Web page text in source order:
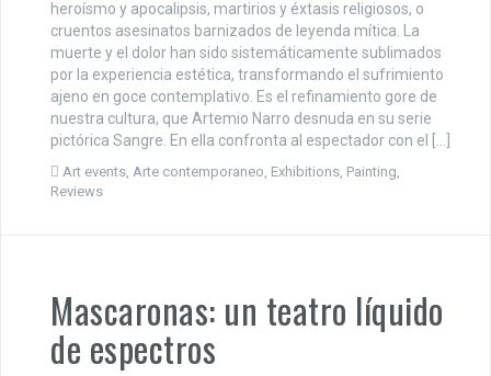
heroísmo y apocalipsis, martirios y éxtasis religiosos, o
cruentos asesinatos barnizados de leyenda mítica. La
muerte y el dolor han sido sistemáticamente sublimados
por la experiencia estética, transformando el sufrimiento
ajeno en goce contemplativo. Es el refinamiento gore de
nuestra cultura, que Artemio Narro desnuda en su serie
pictórica Sangre. En ella confronta al espectador con el […]
Art events, Arte contemporaneo, Exhibitions, Painting,
Reviews
Mascaronas: un teatro líquido
de espectros